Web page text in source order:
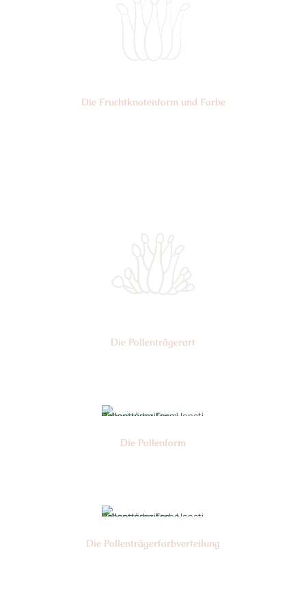
Die Frucht­knotenform und Farbe
Die Pollen­trägerart
Die Pollen­form
Die Pollen­trägerfarb­verteilung